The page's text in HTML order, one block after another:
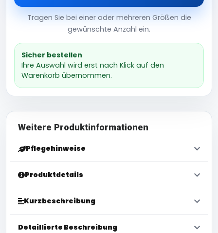
Tragen Sie bei einer oder mehreren Größen die
gewünschte Anzahl ein.
Sicher bestellen
Ihre Auswahl wird erst nach Klick auf den
Warenkorb übernommen.
Weitere Produktinformationen
Pflegehinweise
Produktdetails
Kurzbeschreibung
Detaillierte Beschreibung